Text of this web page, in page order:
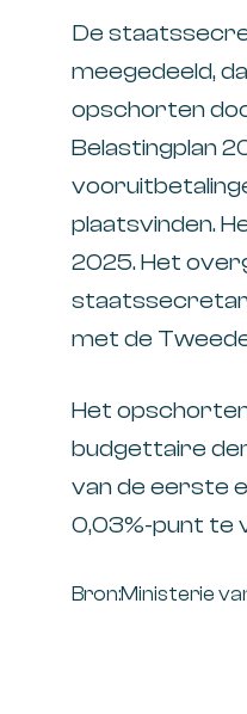
De
meegedeeld,
opschorten
Belastingplan
plaatsvinden.
2025. Het
met de
Het
budgettaire
van de eerste
0,03%-punt te
Bron:Ministerie